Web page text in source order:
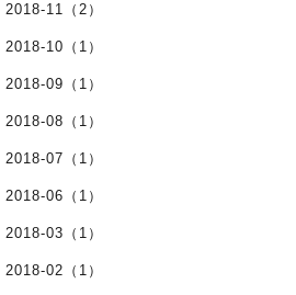
2018-11（2）
2018-10（1）
2018-09（1）
2018-08（1）
2018-07（1）
2018-06（1）
2018-03（1）
2018-02（1）